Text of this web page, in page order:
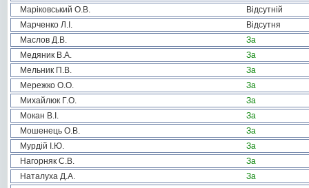
Маріковський О.В.
Відсутній
Марченко Л.І.
Відсутня
Маслов Д.В.
За
Медяник В.А.
За
Мельник П.В.
За
Мережко О.О.
За
Михайлюк Г.О.
За
Мокан В.І.
За
Мошенець О.В.
За
Мурдій І.Ю.
За
Нагорняк С.В.
За
Наталуха Д.А.
За